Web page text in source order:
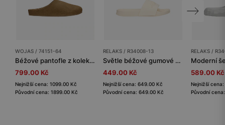
WOJAS / 74151-64
Béžové pantofle z kolekce Comfort z velurové štípané kůže
799.00 Kč
Nejnižší cena: 1099.00 Kč
Původní cena: 1899.00 Kč
RELAKS / R34008-13
Světle béžové gumové bazénové pantofle RELAKS
449.00 Kč
Nejnižší cena: 649.00 Kč
Původní cena: 649.00 Kč
RELAKS /
589.00 Kč
Nejnižší
Původní